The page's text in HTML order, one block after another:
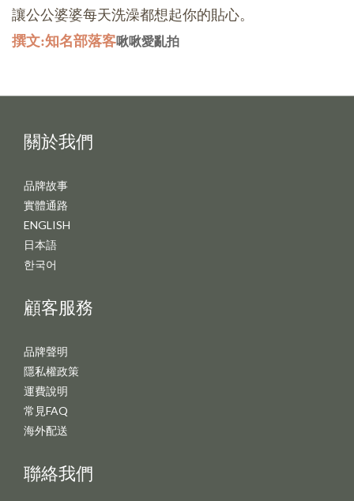
讓公公婆婆每天洗澡都想起你的貼心。
撰文:知名部落客啾啾愛亂拍
關於我們
品牌故事
實體通路
ENGLISH
日本語
한국어
顧客服務
品牌聲明
隱私權政策
運費說明
常見FAQ
海外配送
聯絡我們